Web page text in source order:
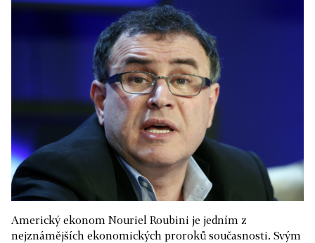
Americký ekonom Nouriel Roubini je jedním z
nejznámějších ekonomických proroků současnosti. Svým